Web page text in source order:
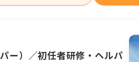
ー）／初任者研修・ヘルパ